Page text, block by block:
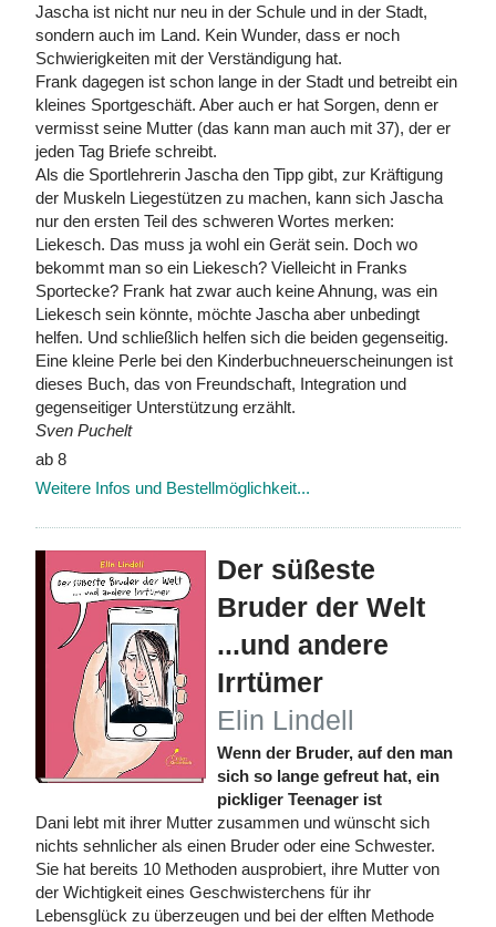
Jascha ist nicht nur neu in der Schule und in der Stadt,
sondern auch im Land. Kein Wunder, dass er noch
Schwierigkeiten mit der Verständigung hat.
Frank dagegen ist schon lange in der Stadt und betreibt ein
kleines Sportgeschäft. Aber auch er hat Sorgen, denn er
vermisst seine Mutter (das kann man auch mit 37), der er
jeden Tag Briefe schreibt.
Als die Sportlehrerin Jascha den Tipp gibt, zur Kräftigung
der Muskeln Liegestützen zu machen, kann sich Jascha
nur den ersten Teil des schweren Wortes merken:
Liekesch. Das muss ja wohl ein Gerät sein. Doch wo
bekommt man so ein Liekesch? Vielleicht in Franks
Sportecke? Frank hat zwar auch keine Ahnung, was ein
Liekesch sein könnte, möchte Jascha aber unbedingt
helfen. Und schließlich helfen sich die beiden gegenseitig.
Eine kleine Perle bei den Kinderbuchneuerscheinungen ist
dieses Buch, das von Freundschaft, Integration und
gegenseitiger Unterstützung erzählt.
Sven Puchelt
ab 8
Weitere Infos und Bestellmöglichkeit...
Der süßeste
Bruder der Welt
...und andere
Irrtümer
Elin Lindell
Wenn der Bruder, auf den man
sich so lange gefreut hat, ein
pickliger Teenager ist
Dani lebt mit ihrer Mutter zusammen und wünscht sich
nichts sehnlicher als einen Bruder oder eine Schwester.
Sie hat bereits 10 Methoden ausprobiert, ihre Mutter von
der Wichtigkeit eines Geschwisterchens für ihr
Lebensglück zu überzeugen und bei der elften Methode